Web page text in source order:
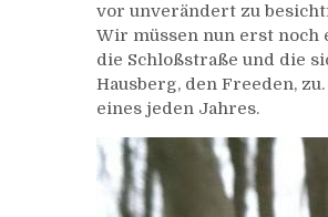
vor unverändert zu
Wir müssen nun erst noch
die Schloßstraße und die
Hausberg, den Freeden,
eines jeden Jahres.